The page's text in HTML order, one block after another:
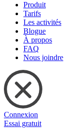
Produit
Tarifs
Les activités
Blogue
À propos
FAQ
Nous joindre
Connexion
Essai gratuit